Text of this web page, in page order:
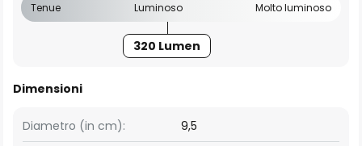
Tenue Luminoso Molto luminoso
320 Lumen
Dimensioni
Diametro (in cm): 9,5